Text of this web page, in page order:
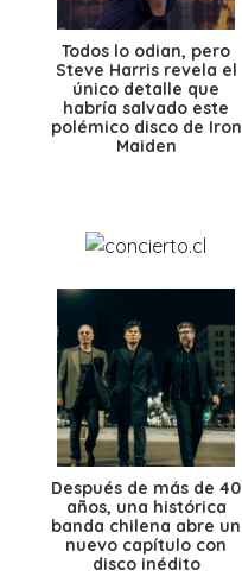
Todos lo odian, pero
Steve Harris revela el
único detalle que
habría salvado este
polémico disco de Iron
Maiden
Después de más de 40
años, una histórica
banda chilena abre un
nuevo capítulo con
disco inédito